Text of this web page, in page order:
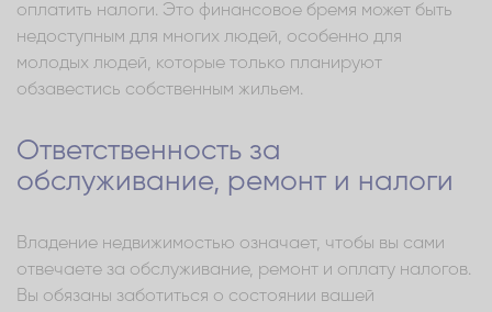
оплатить налоги. Это финансовое бремя может быть
недоступным для многих людей, особенно для
молодых людей, которые только планируют
обзавестись собственным жильем.
Ответственность за
обслуживание, ремонт и налоги
Владение недвижимостью означает, чтобы вы сами
отвечаете за обслуживание, ремонт и оплату налогов.
Вы обязаны заботиться о состоянии вашей